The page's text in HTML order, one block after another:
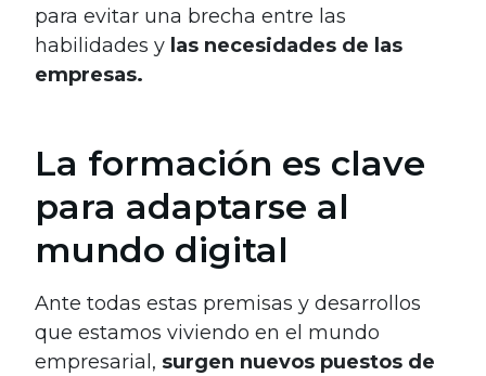
para evitar una brecha entre las
habilidades y las necesidades de las
empresas.
La formación es clave
para adaptarse al
mundo digital
Ante todas estas premisas y desarrollos
que estamos viviendo en el mundo
empresarial, surgen nuevos puestos de